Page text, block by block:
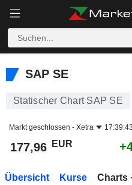
SAP SE
SAP SE
Statischer Chart SAP SE
Markt geschlossen - Xetra
177,96 EUR
Übersicht Kurse Charts